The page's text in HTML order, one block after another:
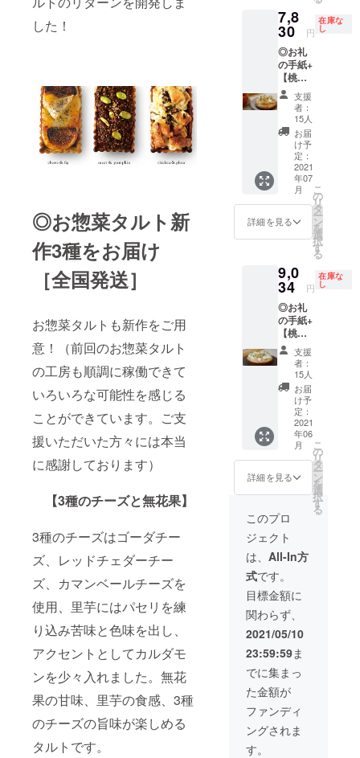
した！
◎お惣菜タルト新
作3種をお届け
［全国発送］
お惣菜タルトも新作をご用
意！（前回のお惣菜タルト
の工房も順調に稼働できて
いろいろな可能性を感じる
ことができています。ご支
援いただいた方々には本当
に感謝しております）
【3種のチーズと無花果】
3種のチーズはゴーダチー
ズ、レッドチェダーチー
ズ、カマンベールチーズを
使用、里芋にはパセリを練
り込み苦味と色味を出し、
アクセントとしてカルダモ
ンを少々入れました。無花
果の甘味、里芋の食感、3種
のチーズの旨味が楽しめる
タルトです。
タルト
になり
ます。
に、鶏
肉は
トース
ターに
いれて
も
ジュー
シーに
なるよ
う低温
でじっ
くり火
を通し
まし
た。他
のタル
トとは
一風変
わった
タルト
になり
ます。
は香り
付けの
わさび
や鰹
節、醤
油を使
用し、
砂糖を
使うと
ころを
蜂蜜を
使いま
ろやか
にしま
した。
長芋は
食感を
楽しめ
るよう
に、鶏
肉は
トース
ターに
いれて
も
ジュー
シーに
なるよ
う低温
でじっ
くり火
を通し
まし
た。他
のタル
トとは
一風変
わった
和風の
タルト
になり
ます。
な仕上
がりに
なりま
した。
他にも
枝豆や
フライ
ドオニ
オンの
食感も
楽しい
緑のお
惣菜の
タルト
No.1 お
惣菜タ
【チー
ズリ
ゾッ
ト】 下
層には
お餅を
敷き、
チーズ
の風味
が活き
たク
リー
ミーな
リゾッ
トと 追
いチー
ズをふ
んだん
にのせ
す。
ソー
セージ
とグ
リーン
オリー
ブが 味
わいの
アクセ
ントに
なって
おりま
す。
けの風
味とピ
スタチ
オの香
ばしさ
が際立
つク
レーム
ダマン
ドに、
キル
シュを
加えた
ガナッ
シュを
流しま
した。
ピスタ
チオの
がさら
に香ば
しさを
際立た
せま
す。生
クリー
ムの絞
り、グ
リオッ
トチェ
リー、
チオで
仕上げ
のタル
す。
と言わ
れてい
る桃の
タルト
が大き
くなっ
てお手
元に届
きま
す。 桃
を皮ご
と煮出
して抽
出した
煮汁を
使い、
優しく
ムース
を作り
ます。
ムース
の薄い
ピンク
色は桃
の皮か
ら出て
いるた
め、作
るたび
に色合
いが変
わりま
す。 さ
らにコ
た桃を
んに使
用して
完成し
たタル
トにな
りま
す。桃
のシー
みお作
りでき
るた
め、非
常に期
間が短
いお品
7,8
30 円
在庫な
し
◎お礼
の手紙+
【桃の
タル
ト】4号
（送料
込み）
全国発
送可能
ミニタ
ルトの
中で１
番人
気。品
薄が続
くた
と言わ
れてい
る桃の
タルト
が大き
くなっ
てお手
元に届
きま
す。 桃
を皮ご
と煮出
して抽
出した
煮汁を
使い、
優しく
れる
ムース
を作り
ます。
ムース
の薄い
ピンク
色は桃
の皮か
ら出て
いるた
め、作
るたび
に色合
いが変
わりま
す。 さ
らにコ
支援
者：
15人
お届
け予
定：
2021
年07
月
詳細を見る
こ
の
リ
タ
ー
ン
を
選
択
す
る
9,0
34 円
在庫な
し
◎お礼
の手紙+
【桃の
タル
ト】5号
（送料
込み）
全国発
送可能
ミニタ
ルトの
中で１
番人
気。品
薄が続
くた
め、幻
と言わ
れてい
る桃の
タルト
が大き
くなっ
てお手
元に届
きま
す。 桃
を皮ご
と煮出
して抽
出した
煮汁を
使い、
優しく
支援
者：
15人
お届
け予
定：
2021
年06
月
詳細を見る
こ
の
リ
タ
ー
ン
を
選
択
す
る
このプロ
ジェクト
は、 All-In方
式です。
目標金額に
関わらず、
2021/05/10
23:59:59ま
でに集まっ
た金額が
ファンディ
ングされま
す。